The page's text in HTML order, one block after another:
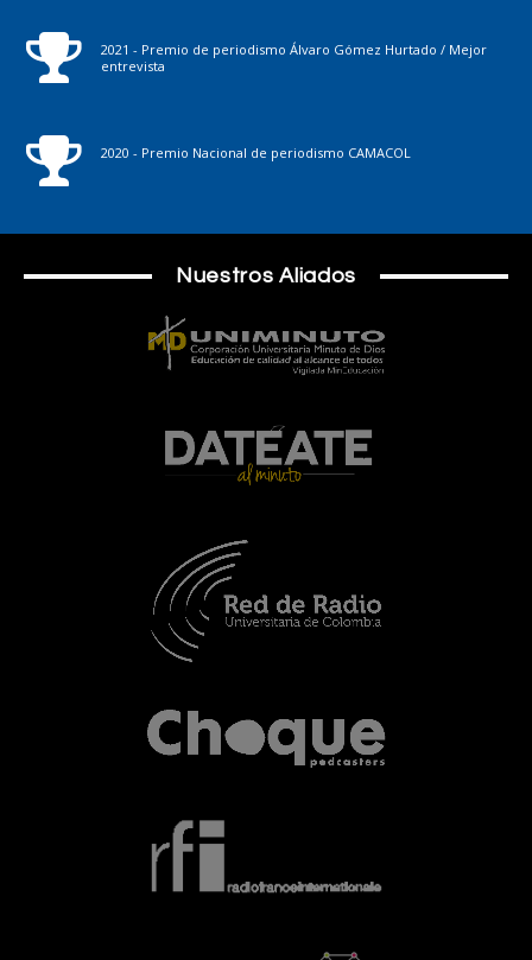
2021 - Premio de periodismo Álvaro Gómez Hurtado / Mejor
entrevista
2020 - Premio Nacional de periodismo CAMACOL
Nuestros Aliados